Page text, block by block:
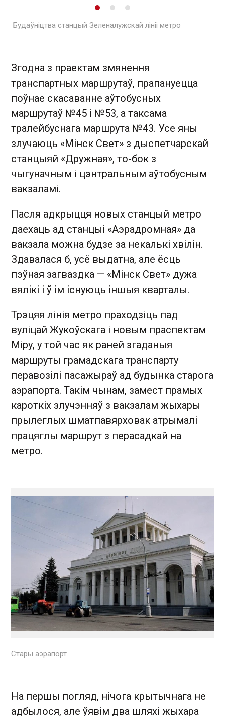
Будаўніцтва станцый Зеленалужскай лініі метро
Згодна з праектам змянення
транспартных маршрутаў, прапануецца
поўнае скасаванне аўтобусных
маршрутаў №45 і №53, а таксама
тралейбуснага маршрута №43. Усе яны
злучаюць «Мінск Свет» з дыспетчарскай
станцыяй «Дружная», то-бок з
чыгуначным і цэнтральным аўтобусным
вакзаламі.
Пасля адкрыцця новых станцый метро
даехаць ад станцыі «Аэрадромная» да
вакзала можна будзе за некалькі хвілін.
Здавалася б, усё выдатна, але ёсць
пэўная загваздка — «Мінск Свет» дужа
вялікі і ў ім існуюць іншыя кварталы.
Трэцяя лінія метро праходзіць пад
вуліцай Жукоўскага і новым праспектам
Міру, у той час як раней згаданыя
маршруты грамадскага транспарту
перавозілі пасажыраў ад будынка старога
аэрапорта. Такім чынам, замест прамых
кароткіх злучэнняў з вакзалам жыхары
прылеглых шматпавярховак атрымалі
працяглы маршрут з перасадкай на
метро.
Стары аэрапорт
На першы погляд, нічога крытычнага не
адбылося, але ўявім два шляхі жыхара